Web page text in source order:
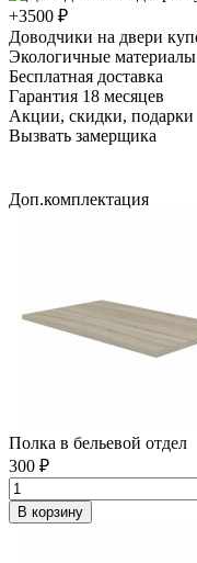
Доводчики на двери
Экологичные материалы
Бесплатная доставка
Гарантия 18 месяцев
Акции, скидки, подарки
Вызвать замерщика
Доп.комплектация
Полка в бельевой отдел
300 ₽
В корзину